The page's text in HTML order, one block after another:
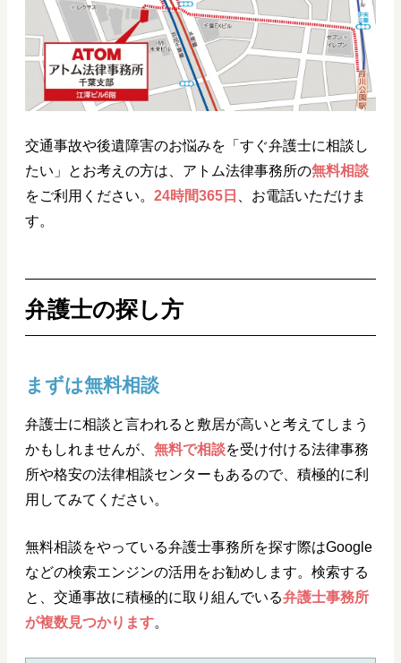
交通事故や後遺障害のお悩みを「すぐ弁護士に相談し
たい」とお考えの方は、アトム法律事務所の無料相談
をご利用ください。 24時間365日
、お電話いただけま
す。
弁護士の探し方
まずは無料相談
弁護士に相談と言われると敷居が高いと考えてしまう
かもしれませんが、 無料で相談を受け付ける法律事務
所や格安の法律相談センターもあるので、積極的に利
用してみてください。
無料相談をやっている弁護士事務所を探す際はGoogle
などの検索エンジンの活用をお勧めします。検索する
と、交通事故に積極的に取り組んでいる弁護士事務所
が複数見つかります。